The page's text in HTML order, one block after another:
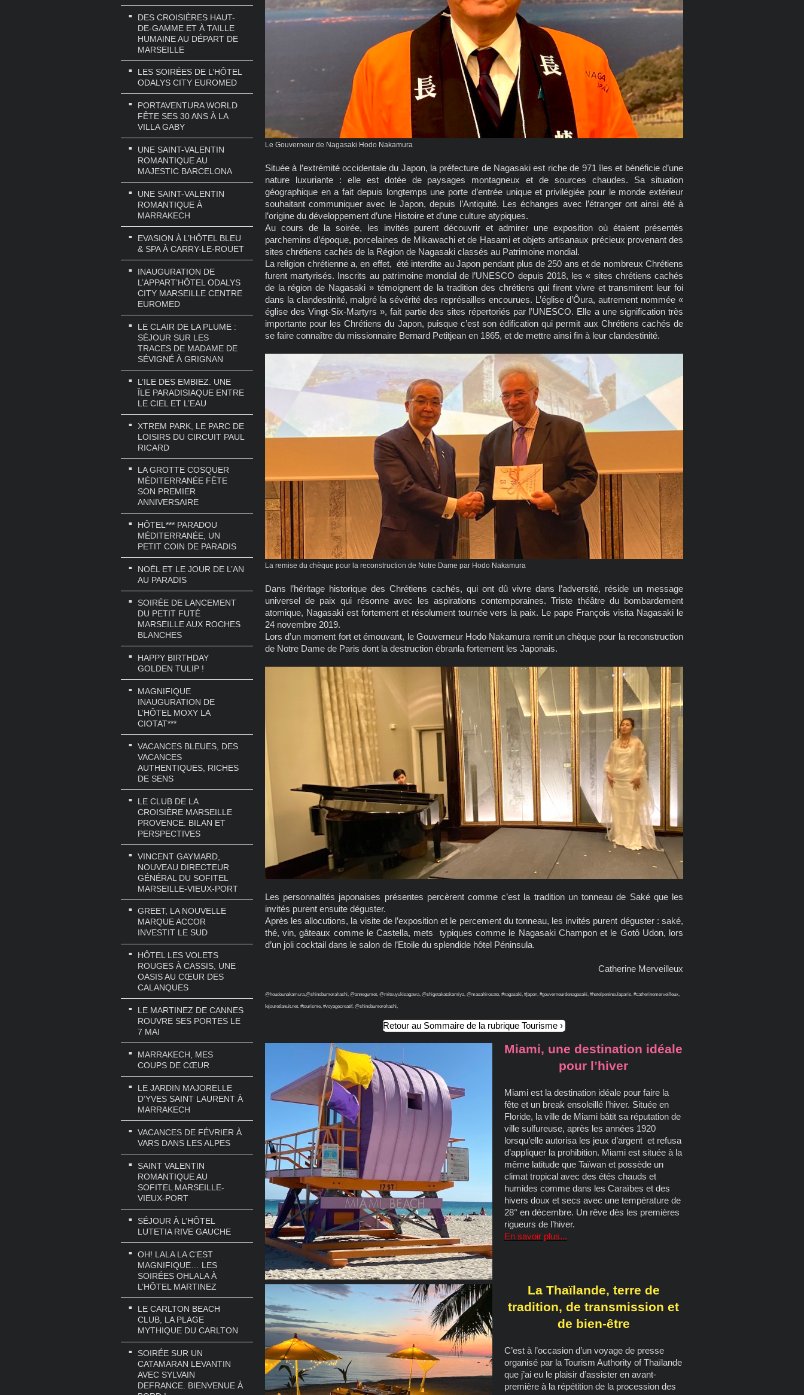
DES CROISIÈRES HAUT-
DE-GAMME ET À TAILLE
HUMAINE AU DÉPART DE
MARSEILLE
LES SOIRÉES DE L’HÔTEL
ODALYS CITY EUROMED
PORTAVENTURA WORLD
FÊTE SES 30 ANS À LA
VILLA GABY
UNE SAINT-VALENTIN
ROMANTIQUE AU
MAJESTIC BARCELONA
UNE SAINT-VALENTIN
ROMANTIQUE À
MARRAKECH
EVASION À L’HÔTEL BLEU
& SPA À CARRY-LE-ROUET
INAUGURATION DE
L’APPART’HÔTEL ODALYS
CITY MARSEILLE CENTRE
EUROMED
LE CLAIR DE LA PLUME :
SÉJOUR SUR LES
TRACES DE MADAME DE
SÉVIGNÉ À GRIGNAN
L’ILE DES EMBIEZ. UNE
ÎLE PARADISIAQUE ENTRE
LE CIEL ET L’EAU
XTREM PARK, LE PARC DE
LOISIRS DU CIRCUIT PAUL
RICARD
LA GROTTE COSQUER
MÉDITERRANÉE FÊTE
SON PREMIER
ANNIVERSAIRE
HÔTEL*** PARADOU
MÉDITERRANÉE, UN
PETIT COIN DE PARADIS
NOËL ET LE JOUR DE L’AN
AU PARADIS
SOIRÉE DE LANCEMENT
DU PETIT FUTÉ
MARSEILLE AUX ROCHES
BLANCHES
HAPPY BIRTHDAY
GOLDEN TULIP !
MAGNIFIQUE
INAUGURATION DE
L’HÔTEL MOXY LA
CIOTAT***
VACANCES BLEUES, DES
VACANCES
AUTHENTIQUES, RICHES
DE SENS
LE CLUB DE LA
CROISIÈRE MARSEILLE
PROVENCE. BILAN ET
PERSPECTIVES
VINCENT GAYMARD,
NOUVEAU DIRECTEUR
GÉNÉRAL DU SOFITEL
MARSEILLE-VIEUX-PORT
GREET, LA NOUVELLE
MARQUE ACCOR
INVESTIT LE SUD
HÔTEL LES VOLETS
ROUGES À CASSIS, UNE
OASIS AU CŒUR DES
CALANQUES
LE MARTINEZ DE CANNES
ROUVRE SES PORTES LE
7 MAI
MARRAKECH, MES
COUPS DE CŒUR
LE JARDIN MAJORELLE
D’YVES SAINT LAURENT À
MARRAKECH
VACANCES DE FÉVRIER À
VARS DANS LES ALPES
SAINT VALENTIN
ROMANTIQUE AU
SOFITEL MARSEILLE-
VIEUX-PORT
SÉJOUR À L’HÔTEL
LUTETIA RIVE GAUCHE
OH! LALA LA C’EST
MAGNIFIQUE… LES
SOIRÉES OHLALA À
L’HÔTEL MARTINEZ
LE CARLTON BEACH
CLUB, LA PLAGE
MYTHIQUE DU CARLTON
SOIRÉE SUR UN
CATAMARAN LEVANTIN
AVEC SYLVAIN
DEFRANCE. BIENVENUE À
Le Gouverneur de Nagasaki Hodo Nakamura
Située à l’extrémité occidentale du Japon, la préfecture de Nagasaki est riche de 971 îles et bénéficie d’une
nature luxuriante : elle est dotée de paysages montagneux et de sources chaudes. Sa situation
géographique en a fait depuis longtemps une porte d’entrée unique et privilégiée pour le monde extérieur
souhaitant communiquer avec le Japon, depuis l’Antiquité. Les échanges avec l’étranger ont ainsi été à
l’origine du développement d’une Histoire et d’une culture atypiques.
Au cours de la soirée, les invités purent découvrir et admirer une exposition où étaient présentés
parchemins d’époque, porcelaines de Mikawachi et de Hasami et objets artisanaux précieux provenant des
sites chrétiens cachés de la Région de Nagasaki classés au Patrimoine mondial.
La religion chrétienne a, en effet, été interdite au Japon pendant plus de 250 ans et de nombreux Chrétiens
furent martyrisés. Inscrits au patrimoine mondial de l’UNESCO depuis 2018, les « sites chrétiens cachés
de la région de Nagasaki » témoignent de la tradition des chrétiens qui firent vivre et transmirent leur foi
dans la clandestinité, malgré la sévérité des représailles encourues. L’église d’Ôura, autrement nommée «
église des Vingt-Six-Martyrs », fait partie des sites répertoriés par l’UNESCO. Elle a une signification très
importante pour les Chrétiens du Japon, puisque c’est son édification qui permit aux Chrétiens cachés de
se faire connaître du missionnaire Bernard Petitjean en 1865, et de mettre ainsi fin à leur clandestinité.
La remise du chèque pour la reconstruction de Notre Dame par Hodo Nakamura
Dans l’héritage historique des Chrétiens cachés, qui ont dû vivre dans l’adversité, réside un message
universel de paix qui résonne avec les aspirations contemporaines. Triste théâtre du bombardement
atomique, Nagasaki est fortement et résolument tournée vers la paix. Le pape François visita Nagasaki le
24 novembre 2019.
Lors d’un moment fort et émouvant, le Gouverneur Hodo Nakamura remit un chèque pour la reconstruction
de Notre Dame de Paris dont la destruction ébranla fortement les Japonais.
Les personnalités japonaises présentes percèrent comme c’est la tradition un tonneau de Saké que les
invités purent ensuite déguster.
Après les allocutions, la visite de l’exposition et le percement du tonneau, les invités purent déguster : saké,
thé, vin, gâteaux comme le Castella, mets typiques comme le Nagasaki Champon et le Gotô Udon, lors
d’un joli cocktail dans le salon de l’Etoile du splendide hôtel Péninsula.
Catherine Merveilleux
@houdounakamura,@shinobumorahashi, @annegumet, @mitsuyukisagawa, @shigetakatakamiya, @masahirosato, #nagasaki, #japon, #gouverneurdenagasaki, #hotelpeninsulaparis, #catherinemerveilleux,
lejouretlanuit.net, #tourisme, #voyagecreatif, @shinobumorohashi,
Retour au Sommaire de la rubrique Tourisme
Miami, une destination idéale
pour l’hiver
Miami est la destination idéale pour faire la
fête et un break ensoleillé l’hiver. Située en
Floride, la ville de Miami bâtit sa réputation de
ville sulfureuse, après les années 1920
lorsqu’elle autorisa les jeux d’argent et refusa
d’appliquer la prohibition. Miami est située à la
même latitude que Taïwan et possède un
climat tropical avec des étés chauds et
humides comme dans les Caraïbes et des
hivers doux et secs avec une température de
28° en décembre. Un rêve dès les premières
rigueurs de l’hiver.
En savoir plus...
La Thaïlande, terre de
tradition, de transmission et
de bien-être
C’est à l’occasion d’un voyage de presse
organisé par la Tourism Authority of Thaïlande
que j’ai eu le plaisir d’assister en avant-
première à la répétition de la procession des